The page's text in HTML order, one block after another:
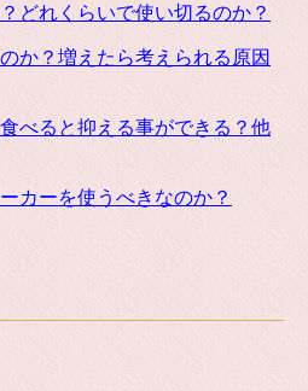
どれくらいで使い切るのか？
か？増えたら考えられる原因
べると抑える事ができる？他
カーを使うべきなのか？